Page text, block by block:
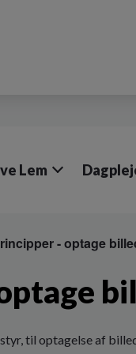
Lem
- optage
til optagelse af